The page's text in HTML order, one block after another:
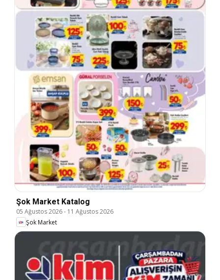
Şok Market Katalog
05 Ağustos 2026- 11 Ağustos 2026
Şok Market